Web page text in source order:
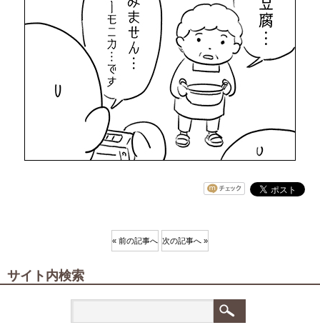
« 前の記事へ 次の記事へ »
サイト内検索